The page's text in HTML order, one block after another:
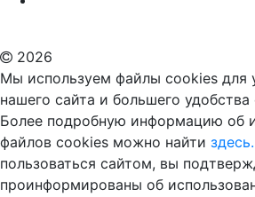
2026
Мы используем файлы cookies для
нашего сайта и большего удобства
Более подробную информацию об
файлов cookies можно найти здесь.
пользоваться сайтом, вы
проинформированы об